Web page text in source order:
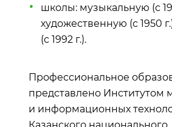
школы: музыкальную (с
художественную (с 1950
(с 1992 г.).
Профессиональное
представлено Институтом
и информационных